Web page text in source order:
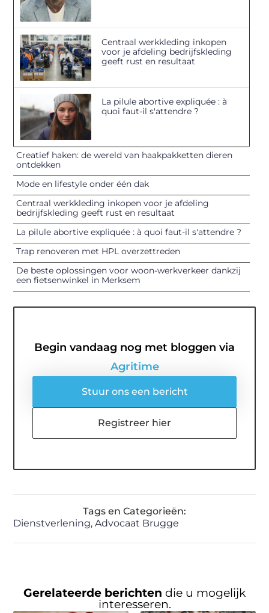
Centraal werkkleding inkopen
voor je afdeling bedrijfskleding
geeft rust en resultaat
La pilule abortive expliquée : à
quoi faut-il s'attendre ?
Creatief haken: de wereld van haakpakketten dieren
ontdekken
Mode en lifestyle onder één dak
Centraal werkkleding inkopen voor je afdeling
bedrijfskleding geeft rust en resultaat
La pilule abortive expliquée : à quoi faut-il s'attendre ?
Trap renoveren met HPL overzettreden
De beste oplossingen voor woon-werkverkeer dankzij
een fietsenwinkel in Merksem
Begin vandaag nog met bloggen via
Agritime
Stuur ons een bericht
Registreer hier
Tags en Categorieën:
Dienstverlening,Advocaat Brugge
Gerelateerde berichten die u mogelijk
interesseren.